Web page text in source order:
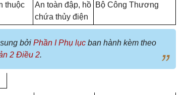
thuộc
An toàn đập, hồ
chứa thủy điện
Bộ Công Thương
bởi Phần I Phụ lục ban hành kèm theo
2 Điều 2.